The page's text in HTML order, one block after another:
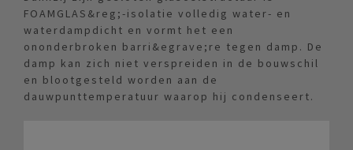
FOAMGLAS&reg;-isolatie volledig water- en
waterdampdicht en vormt het een
ononderbroken barri&egrave;re tegen damp. De
damp kan zich niet verspreiden in de bouwschil
en blootgesteld worden aan de
dauwpunttemperatuur waarop hij condenseert.